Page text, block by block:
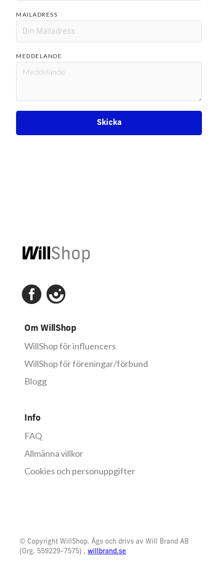
MAILADRESS
MEDDELANDE
Om WillShop
WillShop för influencers
WillShop för föreningar/förbund
Blogg
Info
FAQ
Allmänna villkor
Cookies och personuppgifter
© Copyright WillShop. Ägs och drivs av Will Brand AB
(Org. 559229-7575) , willbrand.se